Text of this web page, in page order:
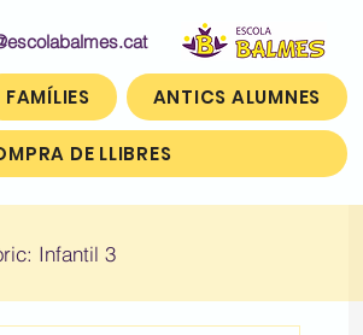
FAMÍLIES ANTICS ALUMNES
DE LLIBRES
Infantil 3